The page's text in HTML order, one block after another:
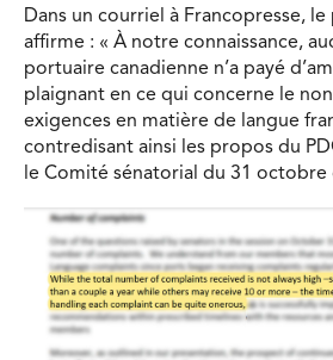
Dans un courriel à Francopresse,
affirme : « À notre connaissance,
portuaire canadienne n’a payé
plaignant en ce qui concerne le
exigences en matière de langue
contredisant ainsi les propos du
le Comité sénatorial du 31 octobre